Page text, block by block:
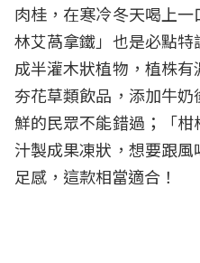
肉桂，在寒冷冬天喝上
林艾萵拿鐵」也是必點
成半灌木狀植物，植株
夯花草類飲品，添加牛
鮮的民眾不能錯過；「
汁製成果凍狀，想要跟
足感，這款相當適合！